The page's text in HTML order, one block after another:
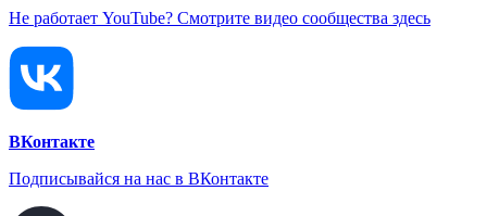
Не работает YouTube? Смотрите видео сообщества здесь
ВКонтакте
Подписывайся на нас в ВКонтакте